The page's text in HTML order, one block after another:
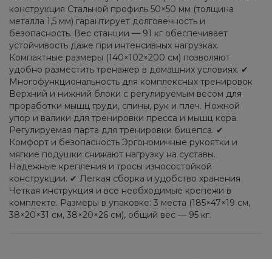
конструкция Стальной профиль 50×50 мм (толщина
металла 1,5 мм) гарантирует долговечность и
безопасность. Вес станции — 91 кг обеспечивает
устойчивость даже при интенсивных нагрузках.
Компактные размеры (140×102×200 см) позволяют
удобно разместить тренажер в домашних условиях. ✔
Многофункциональность для комплексных тренировок
Верхний и нижний блоки с регулируемым весом для
проработки мышц груди, спины, рук и плеч. Ножной
упор и валики для тренировки пресса и мышц кора.
Регулируемая парта для тренировки бицепса. ✔
Комфорт и безопасность Эргономичные рукоятки и
мягкие подушки снижают нагрузку на суставы.
Надежные крепления и тросы износостойкой
конструкции. ✔ Легкая сборка и удобство хранения
Четкая инструкция и все необходимые крепежи в
комплекте. Размеры в упаковке: 3 места (185×47×19 см,
38×20×31 см, 38×20×26 см), общий вес — 95 кг.